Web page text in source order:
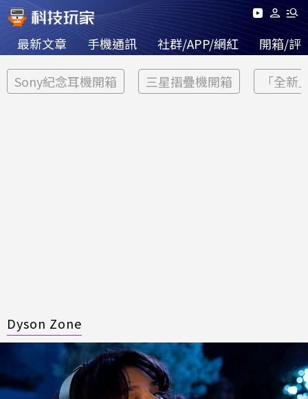
最新文章 手機通訊 社群/APP/網紅 開箱/評
Sony紀念耳機開箱 三星摺疊機開箱 「全新
Dyson Zone